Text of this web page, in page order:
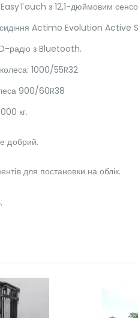
EasyTouch з 12,1-дюймовим
Actimo Evolution Active
радіо з Bluetooth.
1000/55R32
900/60R38
кг.
добрий.
для постановки на облік.